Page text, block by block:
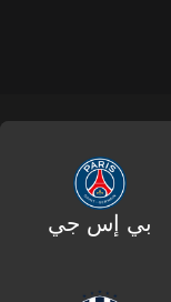
بي إس جي